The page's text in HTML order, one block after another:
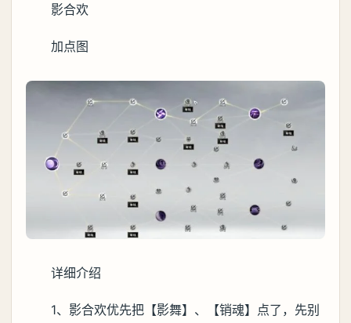
影合欢
加点图
详细介绍
1、影合欢优先把【影舞】、【销魂】点了，先别